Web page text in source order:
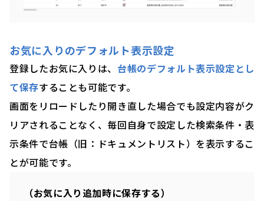
お気に入りのデフォルト表示設定
登録したお気に入りは、 台帳のデフォルト表示設定とし
て保存することも可能です。
画面をリロードしたり開き直した場合でも設定内容がク
リアされることなく、毎回自身で設定した検索条件・表
示条件で台帳（旧：ドキュメントリスト）を表示するこ
とが可能です。
（お気に入り追加時に保存する）